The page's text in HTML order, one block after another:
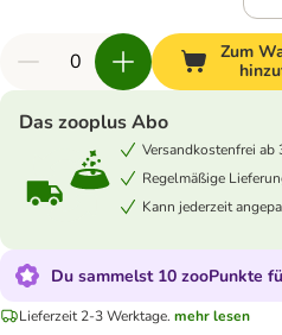
Zum
Das zooplus Abo
Versandkostenfrei ab
Regelmäßige
Kann jederzeit
Du sammelst 10 zooPunkte
Lieferzeit 2-3 Werktage. mehr lesen